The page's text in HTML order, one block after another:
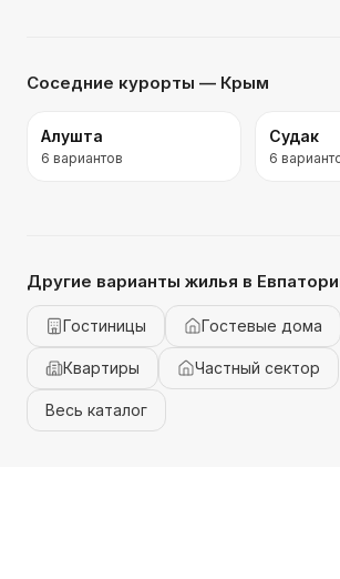
Соседние курорты — Крым
Алушта
6 вариантов
Судак
6
Другие варианты жилья в
Гостиницы Гостевые дома
Квартиры Частный сектор
Весь каталог